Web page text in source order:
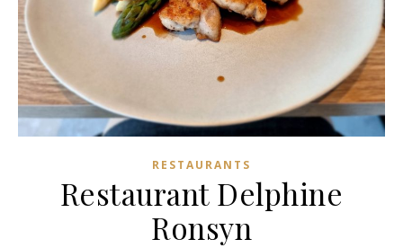
RESTAURANTS
Restaurant Delphine
Ronsyn